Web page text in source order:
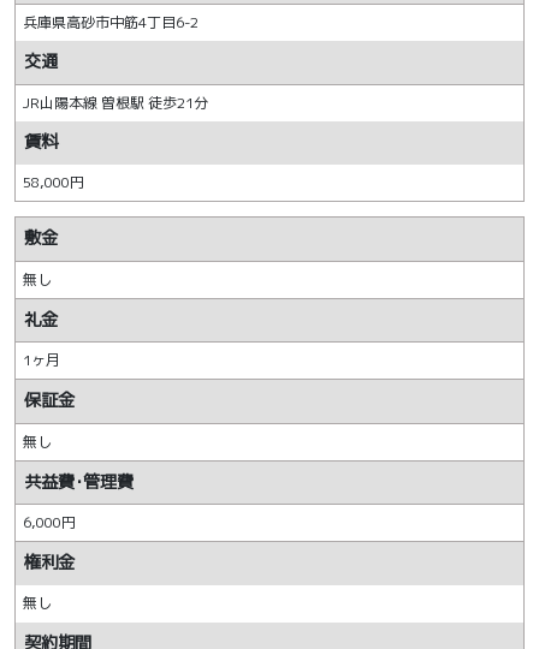
兵庫県高砂市中筋4丁目6-2
交通
JR山陽本線 曽根駅 徒歩21分
賃料
58,000円
敷金
無し
礼金
1ヶ月
保証金
無し
共益費･管理費
6,000円
権利金
無し
契約期間